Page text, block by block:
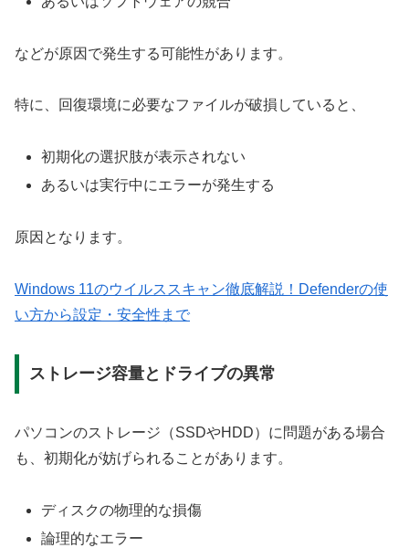
などが原因で発生する可能性があります。
特に、回復環境に必要なファイルが破損していると、
初期化の選択肢が表示されない
あるいは実行中にエラーが発生する
原因となります。
Windows 11のウイルススキャン徹底解説！Defenderの使
い方から設定・安全性まで
ストレージ容量とドライブの異常
パソコンのストレージ（SSDやHDD）に問題がある場合
も、初期化が妨げられることがあります。
ディスクの物理的な損傷
論理的なエラー